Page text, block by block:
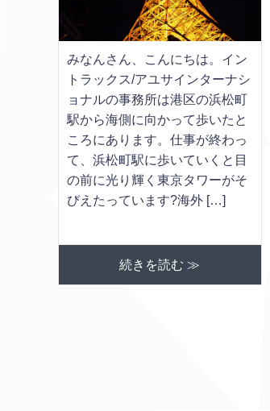
みなんさん、こんにちは。イン
トラックス/アユサインターナシ
ョナルの事務所は港区の浜松町
駅から海側に向かって歩いたと
ころにあります。仕事が終わっ
て、浜松町駅に歩いていくと目
の前に光り輝く東京タワーがそ
びえたっています?海外 […]
続きを読む ≫